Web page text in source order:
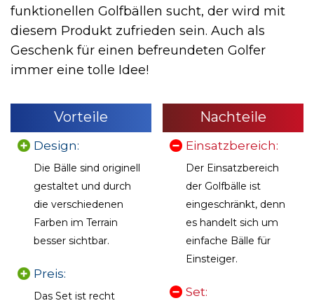
funktionellen Golfbällen sucht, der wird mit
diesem Produkt zufrieden sein. Auch als
Geschenk für einen befreundeten Golfer
immer eine tolle Idee!
Vorteile
Design:
Die Bälle sind originell
gestaltet und durch
die verschiedenen
Farben im Terrain
besser sichtbar.
Preis:
Das Set ist recht
Nachteile
Einsatzbereich:
Der Einsatzbereich
der Golfbälle ist
eingeschränkt, denn
es handelt sich um
einfache Bälle für
Einsteiger.
Set: